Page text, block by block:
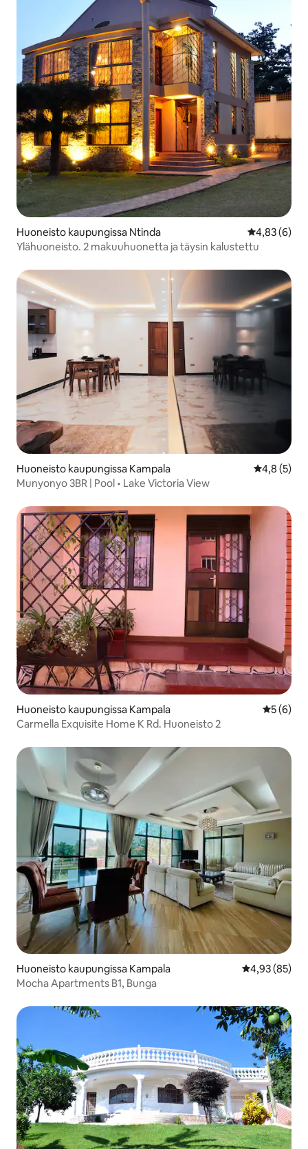
Huoneisto kaupungissa Ntinda
4,83 (6)
Ylähuoneisto. 2 makuuhuonetta ja täysin kalustettu
Huoneisto kaupungissa Kampala
4,8 (5)
Munyonyo 3BR | Pool • Lake Victoria View
Huoneisto kaupungissa Kampala
5 (6)
Carmella Exquisite Home K Rd. Huoneisto 2
Huoneisto kaupungissa Kampala
4,93 (85)
Mocha Apartments B1, Bunga